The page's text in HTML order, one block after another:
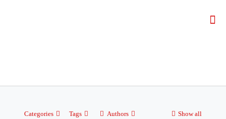
Categories Tags Authors Show all